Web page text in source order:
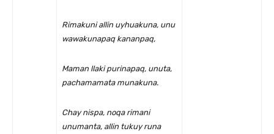
Rimakuni allin uyhuakuna, unu
wawakunapaq kananpaq,
Maman llaki purinapaq, unuta,
pachamamata munakuna.
Chay nispa, noqa rimani
unumanta, allin tukuy runa